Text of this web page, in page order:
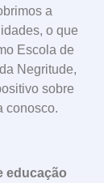
a
o que
Escola de
Negritude,
sobre
conosco.
educação